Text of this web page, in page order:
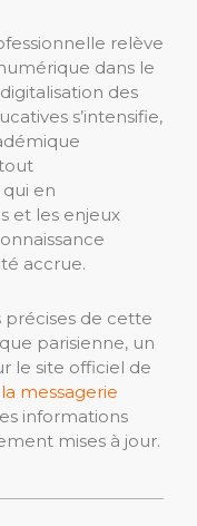
relève
dans le
des
s’intensifie,
en
et les enjeux
accrue.
précises de cette
parisienne, un
le site officiel de
la messagerie
informations
mises à jour.